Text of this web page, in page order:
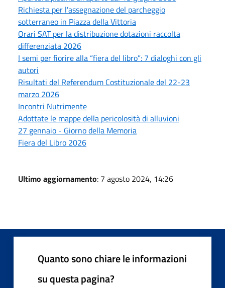
Richiesta per l'assegnazione del parcheggio
sotterraneo in Piazza della Vittoria
Orari SAT per la distribuzione dotazioni raccolta
differenziata 2026
I semi per fiorire alla “fiera del libro”: 7 dialoghi con gli
autori
Risultati del Referendum Costituzionale del 22-23
marzo 2026
Incontri Nutrimente
Adottate le mappe della pericolosità di alluvioni
27 gennaio - Giorno della Memoria
Fiera del Libro 2026
Ultimo aggiornamento: 7 agosto 2024, 14:26
Quanto sono chiare le informazioni
su questa pagina?